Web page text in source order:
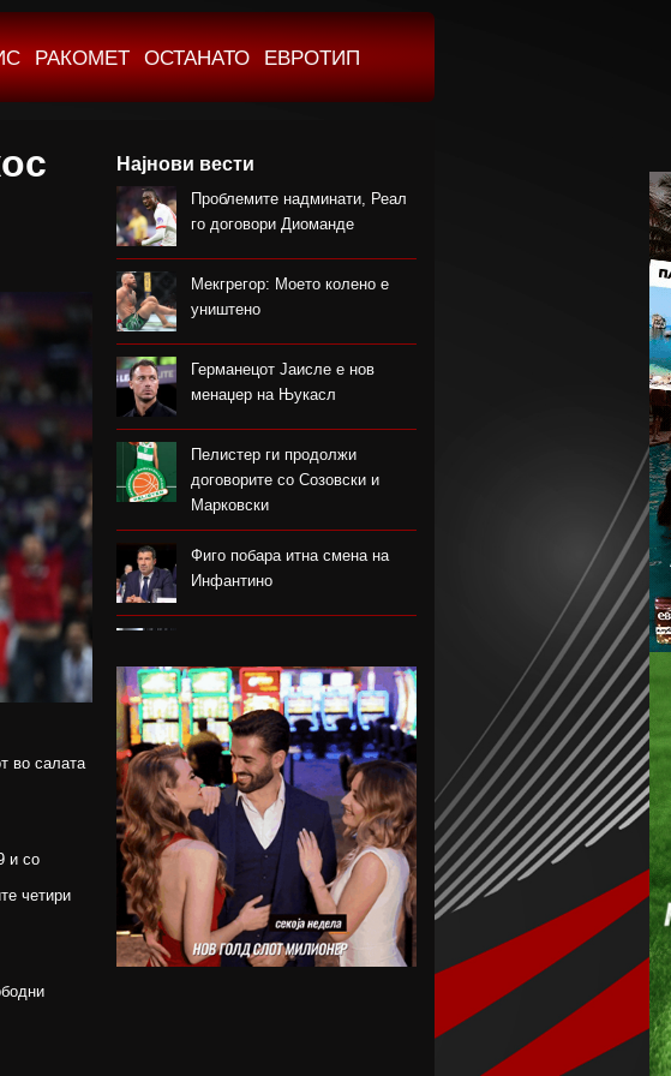
РАКОМЕТ ОСТАНАТО ЕВРОТИП
во салата
и со
четири
Најнови вести
Проблемите надминати, Реал
го договори Диоманде
Мекгрегор: Моето колено е
уништено
Германецот Јаисле е нов
менаџер на Њукасл
Пелистер ги продолжи
договорите со Созовски и
Марковски
Фиго побара итна смена на
Инфантино
подготовките во Крушево
РБ Лајпциг го врати голманот
Ниланд
Блатер лобира за прва жена
на чело на ФИФА
Нотингем Форест го бара
Рејндерс како замена за
Андерсон